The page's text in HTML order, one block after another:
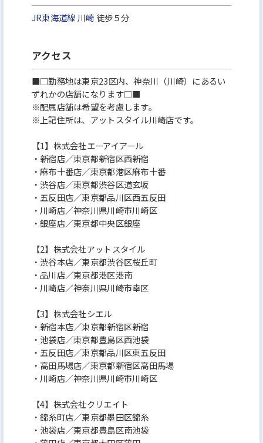
JR東海道線 川崎 徒歩５分
アクセス
■□勤務地は東京23区内、神奈川（川崎）にあるい
ずれかの店舗になります□■
※配属店舗は希望を考慮します。
※上記住所は、アットスタイル川崎店です。
【1】株式会社エーアイアール
・新宿店／東京都新宿区西新宿
・麻布十番店／東京都港区麻布十番
・渋谷店／東京都渋谷区道玄坂
・五反田店／東京都品川区西五反田
・川崎店／神奈川県川崎市川崎区
・銀座店／東京都中央区銀座
【2】株式会社アットスタイル
・渋谷本店／東京都渋谷区桜丘町
・品川店／東京都港区港南
・川崎店／神奈川県川崎市幸区
【3】株式会社シエル
・新宿本店／東京都新宿区新宿
・池袋店／東京都豊島区西池袋
・五反田店／東京都品川区東五反田
・高田馬場店／東京都新宿区高田馬場
・川崎店／神奈川県川崎市川崎区
【4】株式会社クリエイト
・錦糸町店／東京都墨田区錦糸
・池袋店／東京都豊島区南池袋